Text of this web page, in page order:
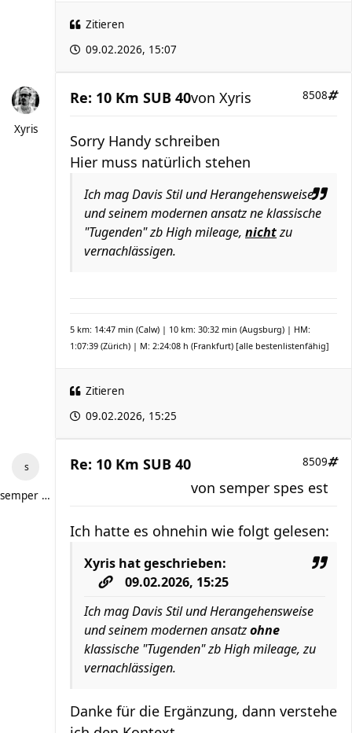
Zitieren
09.02.2026, 15:07
Xyris
Re: 10 Km SUB 40 8508
von Xyris
Sorry Handy schreiben
Hier muss natürlich stehen
Ich mag Davis Stil und Herangehensweise
und seinem modernen ansatz ne klassische
"Tugenden" zb High mileage, nichtzu
vernachlässigen.
5 km: 14:47 min (Calw) | 10 km: 30:32 min (Augsburg) | HM:
1:07:39 (Zürich) | M: 2:24:08 h (Frankfurt) [alle bestenlistenfähig]
Zitieren
09.02.2026, 15:25
semper spes est
Re: 10 Km SUB 40 8509
von semper spes est
Ich hatte es ohnehin wie folgt gelesen:
Xyris hat geschrieben:
09.02.2026, 15:25
Ich mag Davis Stil und Herangehensweise
und seinem modernen ansatzohne
klassische "Tugenden" zb High mileage, zu
vernachlässigen.
Danke für die Ergänzung, dann verstehe